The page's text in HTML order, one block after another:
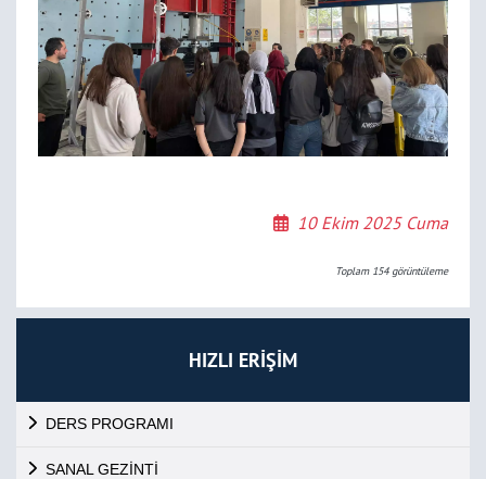
HIZLI ERİŞİM
DERS PROGRAMI
SANAL GEZİNTİ
10 Ekim 2025 Cuma
Toplam 154görüntüleme